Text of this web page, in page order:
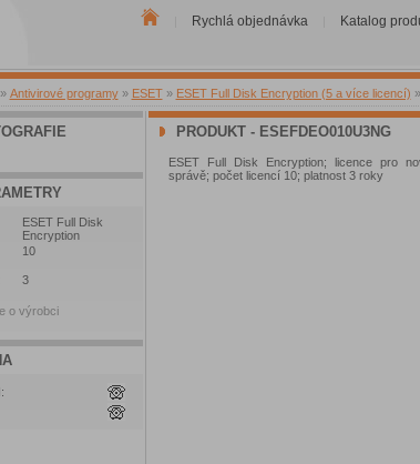
Rychlá objednávka Katalog
» Antivirové programy » ESET » ESET Full Disk Encryption (5 a více licencí) »
ESET Full Disk
Encryption
10
3
o výrobci
PRODUKT - ESEFDEO010U3NG
ESET Full Disk Encryption; licence pro
správě; počet licencí 10; platnost 3 roky